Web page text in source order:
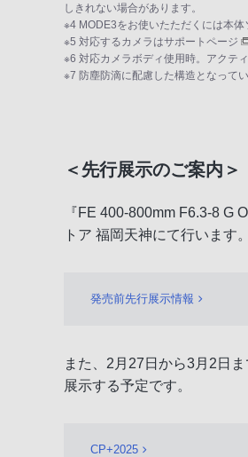
しきれない場合があります。
※4 MODE3をお使いたただくには本
※5 対応するカメラはサポートページ
※6 対応カメラボディ使用時。アクテ
※7 防塵防滴に配慮した構造となって
＜先行展示のご案内＞
『FE 400-800mm F6.3-8 G
トア 福岡天神にて行います。
発売前先行展示情報
また、2月27日から3月2日
展示する予定です。
CP+2025